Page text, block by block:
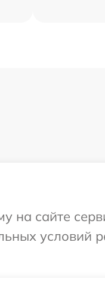
на сайте
условий